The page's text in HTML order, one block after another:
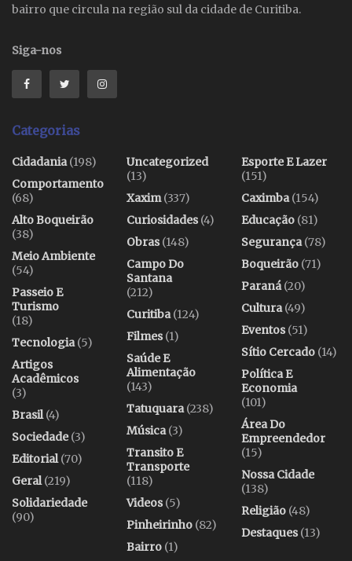
bairro que circula na região sul da cidade de Curitiba.
Siga-nos
Categorias
Cidadania(198)
Comportamento
(68)
Alto Boqueirão
(38)
Meio Ambiente
(54)
Passeio E
Turismo
(18)
Tecnologia(5)
Artigos
Acadêmicos
(3)
Brasil(4)
Sociedade(3)
Editorial(70)
Geral(219)
Solidariedade
(90)
Uncategorized
(13)
Xaxim(337)
Curiosidades(4)
Obras(148)
Campo Do
Santana
(212)
Curitiba(124)
Filmes(1)
Saúde E
Alimentação
(143)
Tatuquara(238)
Música(3)
Transito E
Transporte
(118)
Videos(5)
Pinheirinho (82)
Bairro (1)
Esporte E Lazer
(151)
Caximba(154)
Educação (81)
Segurança(78)
Boqueirão (71)
Paraná(20)
Cultura(49)
Eventos(51)
Sítio Cercado (14)
Política E
Economia
(101)
Área Do
Empreendedor
(15)
Nossa Cidade
(138)
Religião (48)
Destaques(13)